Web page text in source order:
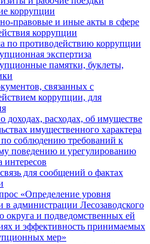
коррупции
правовые и иные акты в сфере
коррупции
по противодействию коррупции
экспертиза
памятки, буклеты,
связанных с
коррупции, для
доходах, расходах, об имуществе
имущественного характера
соблюдению требований к
поведению и урегулированию
интересов
для сообщений о фактах
«Определение уровня
в администрации Лесозаводского
округа и подведомственных ей
и эффективность принимаемых
мер»